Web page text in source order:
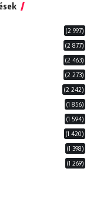
(2 997)
(2 877)
(2 463)
(2 273)
(2 242)
(1 856)
(1 594)
(1 420)
(1 398)
(1 269)